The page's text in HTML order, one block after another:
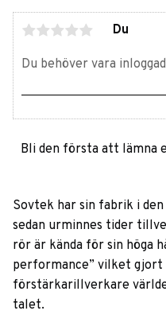
Du
Bli den första att lämna
Sovtek har sin fabrik i
sedan urminnes tider
rör är kända för sin höga
performance” vilket
förstärkarillverkare
talet.